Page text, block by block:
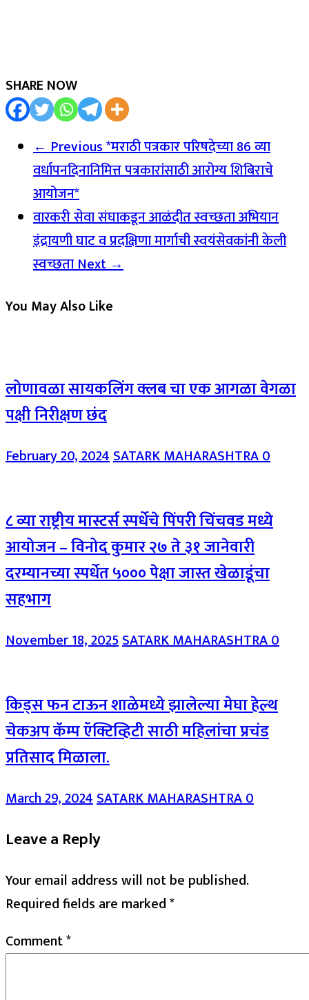
SHARE NOW
← Previous*मराठी पत्रकार परिषदेच्या 86 व्या
वर्धापनदिनानिमित्त पत्रकारांसाठी आरोग्य शिबिराचे
आयोजन*
वारकरी सेवा संघाकडून आळंदीत स्वच्छता अभियान
इंद्रायणी घाट व प्रदक्षिणा मार्गाची स्वयंसेवकांनी केली
स्वच्छताNext →
You May Also Like
लोणावळा सायकलिंग क्लब चा एक आगळा वेगळा
पक्षी निरीक्षण छंद
February 20, 2024SATARK MAHARASHTRA0
८ व्या राष्ट्रीय मास्टर्स स्पर्धेचे पिंपरी चिंचवड मध्ये
आयोजन – विनोद कुमार २७ ते ३१ जानेवारी
दरम्यानच्या स्पर्धेत ५००० पेक्षा जास्त खेळाडूंचा
सहभाग
November 18, 2025SATARK MAHARASHTRA0
किड्स फन टाऊन शाळेमध्ये झालेल्या मेघा हेल्थ
चेकअप कॅम्प ऍक्टिव्हिटी साठी महिलांचा प्रचंड
प्रतिसाद मिळाला.
March 29, 2024SATARK MAHARASHTRA0
Leave a Reply
Your email address will not be published.
Required fields are marked*
Comment*